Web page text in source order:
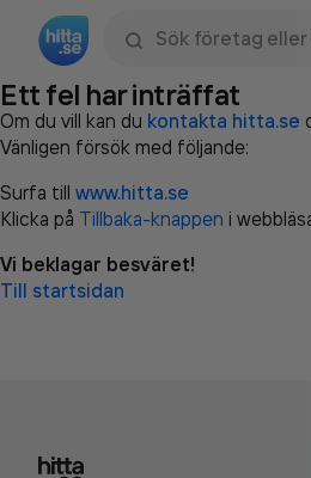
Ett fel har inträffat
Om du vill kan du kontakta hitta.se
Vänligen försök med följande:
Surfa till www.hitta.se
Klicka på Tillbaka-knappen i
Vi beklagar besväret!
Till startsidan